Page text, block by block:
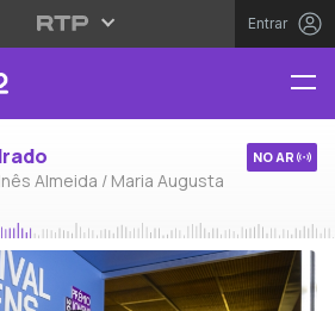
Entrar
Almeida / Maria Augusta
NO AR